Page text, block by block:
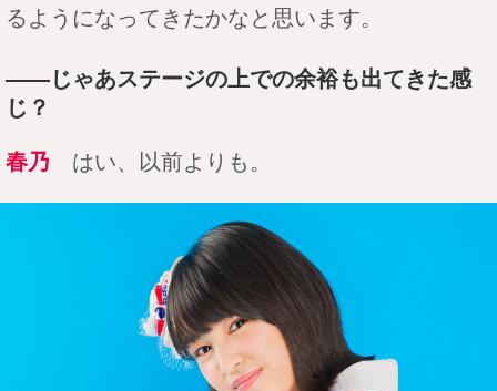
るようになってきたかなと思います。
――じゃあステージの上での余裕も出てきた感
じ？
春乃 はい、以前よりも。